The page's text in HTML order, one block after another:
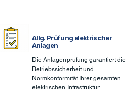
Allg. Prüfung elektrischer
Anlagen
Die Anlagenprüfung garantiert die
Betriebssicherheit und
Normkonformität Ihrer gesamten
elektrischen Infrastruktur